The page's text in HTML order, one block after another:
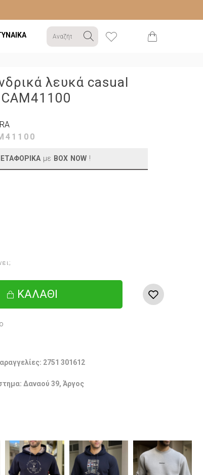
λευκά casual
με BOX NOW !
ΚΑΛΆΘΙ
2751 301612
Δαναού 39, Άργος